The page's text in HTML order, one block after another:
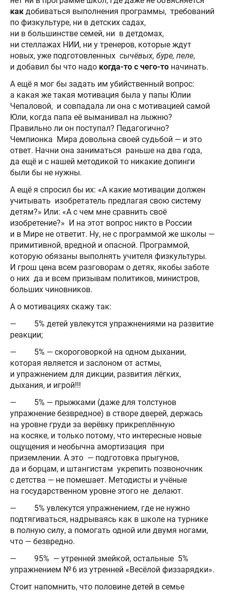
как добиваться выполнения программы, требований
по физкультуре, ни в детских садах,
ни в большинстве семей, ни в детдомах,
ни стеллажах НИИ, ни у тренеров, которые ждут
новых, уже подготовленных сычёвых, буре, пеле,
и добавил бы что надо когда-то с чего-то начинать.
А ещё я мог бы задать им убийственный вопрос:
а какая же такая мотивация была у папы Юлии
Чепаловой, и совпадала ли она с мотивацией самой
Юли, когда папа её выманивал на лыжню?
Правильно ли он поступал? Педагогично?
Чемпионка Мира довольна своей судьбой — и это
ответ. Начни она заниматься раньше на два года,
да ещё и с нашей методикой то никакие допинги
были бы не нужны.
А ещё я спросил бы их: «А какие мотивации должен
учитывать изобретатель предлагая свою систему
детям?» Или: «А с чем мне сравнить своё
изобретение?» И на этот вопрос никто в России
и в Мире не ответит. Ну, не с программой же школы —
примитивной, вредной и опасной. Программой,
которую обязаны выполнять учителя физкультуры.
И грош цена всем разговорам о детях, якобы заботе
о них да и всем призывам политиков, министров,
больших чиновников.
А о мотивациях скажу так:
— 5% детей увлекутся упражнениями на развитие
реакции;
— 5% — скороговоркой на одном дыхании,
которая является и заслоном от астмы,
и упражнением для дикции, развития лёгких,
дыхания, и игрой!!!
— 5% — прыжками (даже для толстунов
упражнение безвредное) в створе дверей, держась
на уровне груди за верёвку прикреплённую
на косяке, и только потому, что интересные новые
ощущения и необычна амортизация при
приземлении. А это — подготовка прыгунов,
да и борцам, и штангистам укрепить позвоночник
с детства — не помешает. Методисты и учёные
на государственном уровне этого не делают.
— 5% увлекутся упражнением, где не нужно
подтягиваться, надрываясь как в школе на турнике
в полную силу, а помогать одной или двумя ногами,
что — безвредно.
— 95% — утренней змейкой, остальные 5%
упражнением № 6 из утренней «Весёлой физзарядки».
Стоит напомнить, что половине детей в семье